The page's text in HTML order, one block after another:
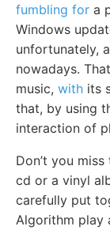
fumbling for a
Windows
unfortunately,
nowadays.
music, with its
that, by using
interaction of
Don’t you
cd or a vinyl
carefully put
Algorithm play